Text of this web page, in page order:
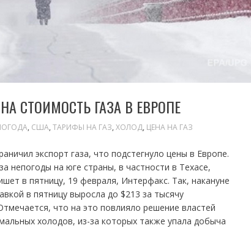
СТОИМОСТЬ ГАЗА В ЕВРОПЕ
, США, ТАРИФЫ НА ГАЗ, ХОЛОД, ЦЕНА НА ГАЗ
экспорт газа, что подстегнуло цены в Европе.
непогоды на юге страны, в частности в Техасе,
в пятницу, 19 февраля, Интерфакс. Так, накануне
в пятницу выросла до $213 за тысячу
что на это повлияло решение властей
холодов, из-за которых также упала добыча